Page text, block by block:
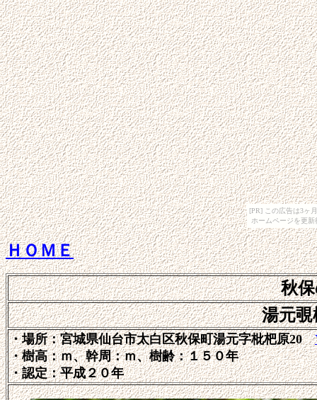
[PR] この広告は3ヶ
ホームページを更
ＨＯＭＥ
秋
湯元
・場所：宮城県仙台市太白区秋保町湯元字枇杷原20
・樹高：ｍ、幹周：ｍ、樹齢：１５０年
・認定：平成２０年